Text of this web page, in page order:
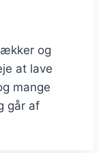
og
at lave
mange
går af